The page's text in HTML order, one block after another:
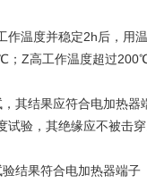
作温度并稳定2h后，
；Z高工作温度超过
其结果应符合电加热
试验，其绝缘应不被击
结果符合电加热器端